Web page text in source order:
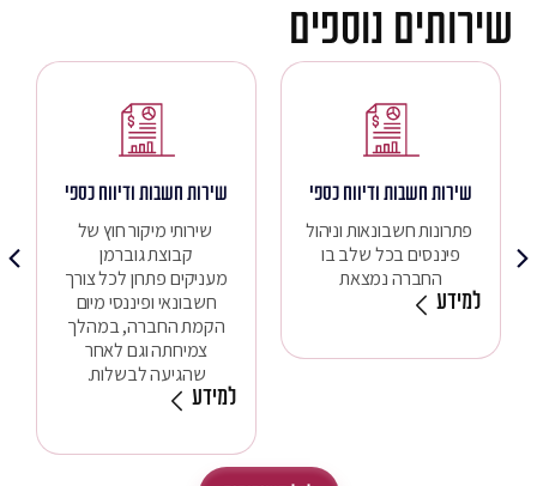
שירותים נוספים
שירות חשבות ודיווח כספי
פתרונות חשבונאות וניהול
פיננסים בכל שלב בו
החברה נמצאת
למידע
שירות חשבות ודיווח כספי
שירותי מיקור חוץ של
קבוצת גוברמן
מעניקים פתרון לכל צורך
חשבונאי ופיננסי מיום
הקמת החברה, במהלך
צמיחתה וגם לאחר
שהגיעה לבשלות.
למידע